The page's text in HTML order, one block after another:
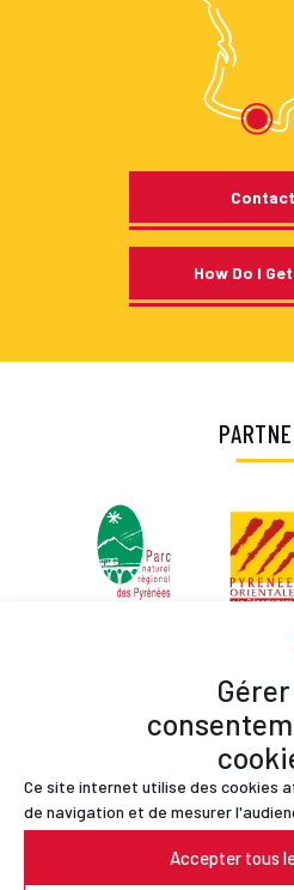
Ce site internet utilise des cookies
de navigation et de mesurer
Accepter tous
How Do I
Legal